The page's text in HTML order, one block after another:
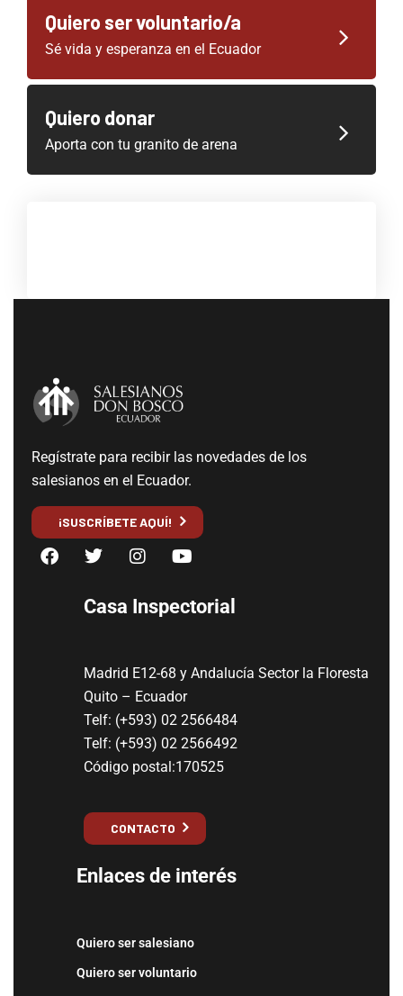
Quiero ser voluntario/a
Sé vida y esperanza en el Ecuador
Quiero donar
Aporta con tu granito de arena
Regístrate para recibir las novedades de los
salesianos en el Ecuador.
¡SUSCRÍBETE AQUÍ!
Casa Inspectorial
Madrid E12-68 y Andalucía Sector la Floresta
Quito – Ecuador
Telf: (+593) 02 2566484
Telf: (+593) 02 2566492
Código postal:170525
CONTACTO
Enlaces de interés
Quiero ser salesiano
Quiero ser voluntario